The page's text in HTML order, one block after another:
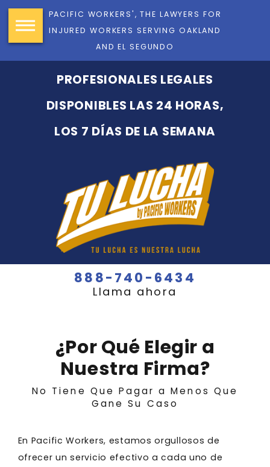
PACIFIC WORKERS', THE LAWYERS FOR
INJURED WORKERS SERVING OAKLAND
AND EL SEGUNDO
PROFESIONALES LEGALES
DISPONIBLES LAS 24 HORAS,
LOS 7 DÍAS DE LA SEMANA
888-740-6434
Llama ahora
¿Por Qué Elegir a
Nuestra Firma?
No Tiene Que Pagar a Menos Que
Gane Su Caso
En Pacific Workers, estamos orgullosos de
ofrecer un servicio efectivo a cada uno de